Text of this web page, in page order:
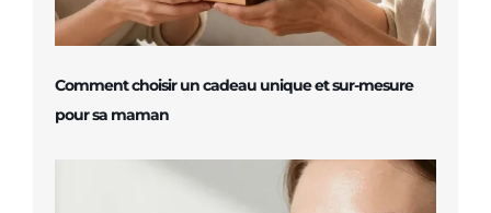
Comment choisir un cadeau unique et sur-mesure
pour sa maman